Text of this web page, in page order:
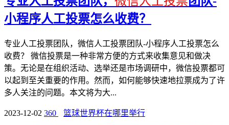
小程序人工投票怎么收费？
专业人工投票团队，微信人工投票团队-小程序人工投票怎么
收费？ 微信投票是一种非常方便的方式来收集意见和做决
策。无论是在组织活动、选举还是市场调研中，微信投票都可
以起到至关重要的作用。然而，如何能够快速地拉票成为了许
多人关注的问题。本文将为大...
2023-12-02 360 篮球世界杯在哪里举行